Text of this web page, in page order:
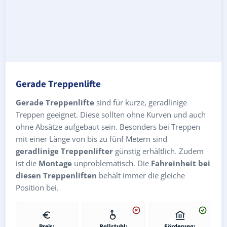
Gerade Treppenlifte
Gerade Treppenlifte sind für kurze, geradlinige
Treppen geeignet. Diese sollten ohne Kurven und auch
ohne Absätze aufgebaut sein. Besonders bei Treppen
mit einer Länge von bis zu fünf Metern sind
geradlinige Treppenlifter günstig erhältlich. Zudem
ist die Montage unproblematisch. Die Fahreinheit bei
diesen Treppenliften behält immer die gleiche
Position bei.